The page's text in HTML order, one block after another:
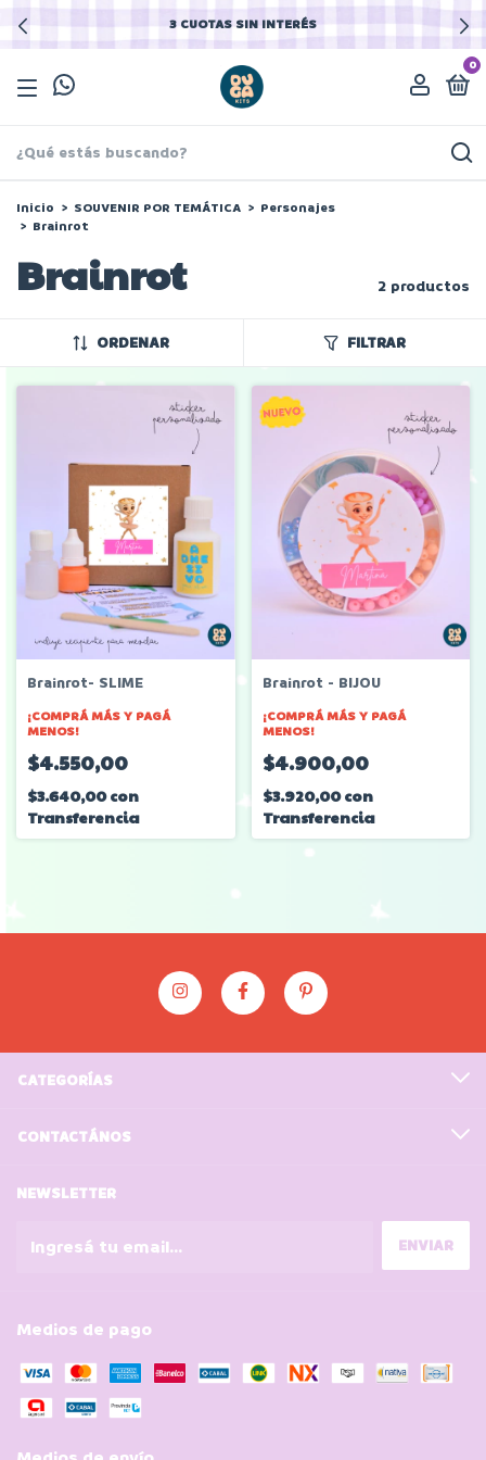
3 CUOTAS SIN INTERÉS
0
Inicio > SOUVENIR POR TEMÁTICA > Personajes
> Brainrot
Brainrot 2 productos
ORDENAR FILTRAR
Brainrot- SLIME
¡COMPRÁ MÁS Y PAGÁ
MENOS!
$4.550,00
$3.640,00con
Transferencia
Brainrot - BIJOU
¡COMPRÁ MÁS Y PAGÁ
MENOS!
$4.900,00
$3.920,00con
Transferencia
CATEGORÍAS
CONTACTÁNOS
NEWSLETTER
Medios de pago